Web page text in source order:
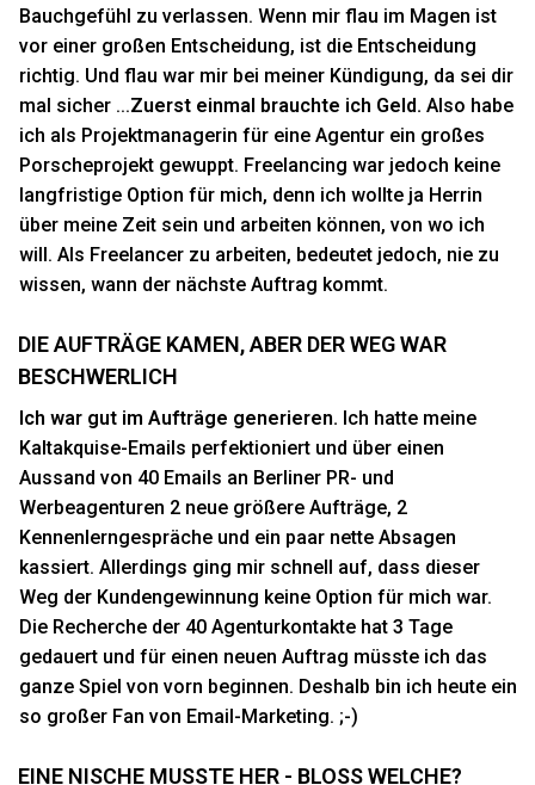
Bauchgefühl zu verlassen. Wenn mir flau im Magen ist
vor einer großen Entscheidung, ist die Entscheidung
richtig. Und flau war mir bei meiner Kündigung, da sei dir
mal sicher ...Zuerst einmal brauchte ich Geld. Also habe
ich als Projektmanagerin für eine Agentur ein großes
Porscheprojekt gewuppt. Freelancing war jedoch keine
langfristige Option für mich, denn ich wollte ja Herrin
über meine Zeit sein und arbeiten können, von wo ich
will. Als Freelancer zu arbeiten, bedeutet jedoch, nie zu
wissen, wann der nächste Auftrag kommt.
DIE AUFTRÄGE KAMEN, ABER DER WEG WAR
BESCHWERLICH
Ich war gut im Aufträge generieren. Ich hatte meine
Kaltakquise-Emails perfektioniert und über einen
Aussand von 40 Emails an Berliner PR- und
Werbeagenturen 2 neue größere Aufträge, 2
Kennenlerngespräche und ein paar nette Absagen
kassiert. Allerdings ging mir schnell auf, dass dieser
Weg der Kundengewinnung keine Option für mich war.
Die Recherche der 40 Agenturkontakte hat 3 Tage
gedauert und für einen neuen Auftrag müsste ich das
ganze Spiel von vorn beginnen. Deshalb bin ich heute ein
so großer Fan von Email-Marketing. ;-)
EINE NISCHE MUSSTE HER - BLOSS WELCHE?